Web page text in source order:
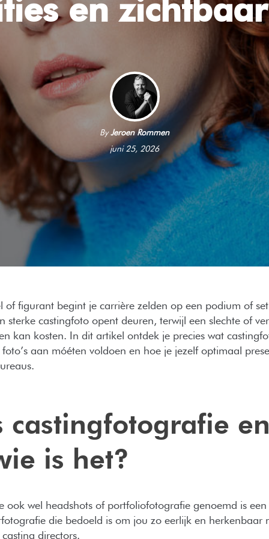
en
By Jeroen Rommen
juni 25, 2026
of figurant begint je carrière zelden op een podium of
sterke castingfoto opent deuren, terwijl een slechte of
kan kosten. In dit artikel ontdek je precies wat
aan móéten voldoen en hoe je jezelf optimaal
castingfotografie
is het?
ook wel headshots of portfoliofotografie genoemd is een
die bedoeld is om jou zo eerlijk en herkenbaar
directors.